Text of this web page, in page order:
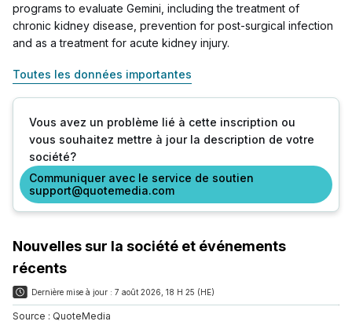
programs to evaluate Gemini, including the treatment of
chronic kidney disease, prevention for post-surgical infection
and as a treatment for acute kidney injury.
Toutes les données importantes
Vous avez un problème lié à cette inscription ou
vous souhaitez mettre à jour la description de votre
société?
Communiquer avec le service de soutien
support@quotemedia.com
Nouvelles sur la société et événements
récents
Dernière mise à jour : 7 août 2026, 18 H 25 (HE)
Source : QuoteMedia